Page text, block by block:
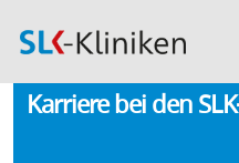
Karriere bei den